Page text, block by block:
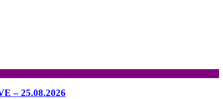
– 25.08.2026